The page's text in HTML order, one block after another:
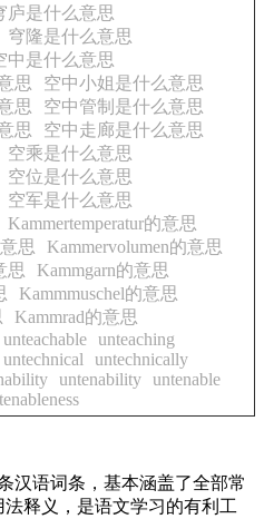
庐是什么意思
穹隆是什么意思
中是什么意思
思
空中小姐是什么意思
思
空中管制是什么意思
思
空中走廊是什么意思
空乘是什么意思
空位是什么意思
空军是什么意思
Kammertemperatur的意思
思
Kammervolumen的意思
思
Kammgarn的意思
Kammmuschel的意思
Kammrad的意思
unteachable unteaching
untechnical
untechnically
untenability untenable
汉语词条，基本涵盖了全部常
释义，是语文学习的有利工